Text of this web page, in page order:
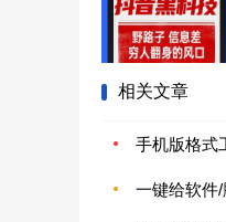
相关文章
手机版格式工
一键给软件/脚本加卡